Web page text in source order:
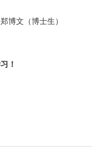
郑博文（博士生）
！